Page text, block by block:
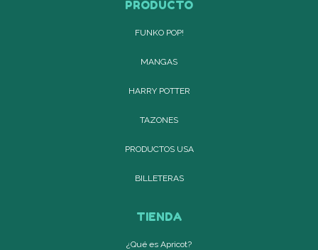
PRODUCTO
FUNKO POP!
MANGAS
HARRY POTTER
TAZONES
PRODUCTOS USA
BILLETERAS
TIENDA
¿Qué es Apricot?